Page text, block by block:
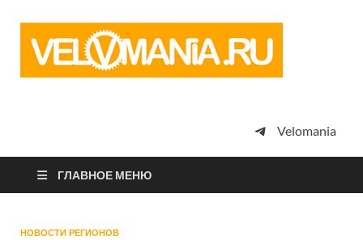
просто
Velomania
ГЛАВНОЕ МЕНЮ
НОВОСТИ РЕГИОНОВ